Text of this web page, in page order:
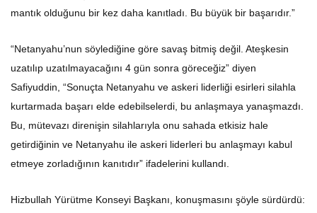
mantık olduğunu bir kez daha kanıtladı. Bu büyük bir başarıdır.”
“Netanyahu’nun söylediğine göre savaş bitmiş değil. Ateşkesin
uzatılıp uzatılmayacağını 4 gün sonra göreceğiz” diyen
Safiyuddin, “Sonuçta Netanyahu ve askeri liderliği esirleri silahla
kurtarmada başarı elde edebilselerdi, bu anlaşmaya yanaşmazdı.
Bu, mütevazı direnişin silahlarıyla onu sahada etkisiz hale
getirdiğinin ve Netanyahu ile askeri liderleri bu anlaşmayı kabul
etmeye zorladığının kanıtıdır” ifadelerini kullandı.
Hizbullah Yürütme Konseyi Başkanı, konuşmasını şöyle sürdürdü: